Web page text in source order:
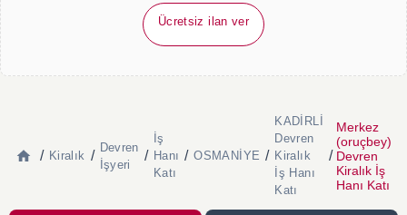
Ücretsiz ilan ver
/ Kiralık /
Devren
İşyeri
/
İş
Hanı
Katı
/ OSMANİYE /
KADİRLİ
Devren
Kiralık
İş Hanı
Katı
/
Merkez
(oruçbey)
Devren
Kiralık İş
Hanı Katı